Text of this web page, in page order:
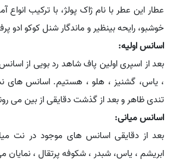
عطار این عطر با نام ژاک پولژ، با ترکیب انواع
خوشبو، رایحه بینظیر و ماندگار شنل کوکو ادو
اسانس اولیه:
بعد از اسپری اولین پاف شاهد رد بویی از اسانس
، یاس، گشنیز ، هلو ، هستیم. اسانس های نت
تندی ظاهر و بعد از گذشت دقایقی از بین می
اسانس میانی:
بعد از دقایقی اسانس های موجود در نت
ابریشم ، یاس، شبدر ، شکوفه پرتقال ، نمایان